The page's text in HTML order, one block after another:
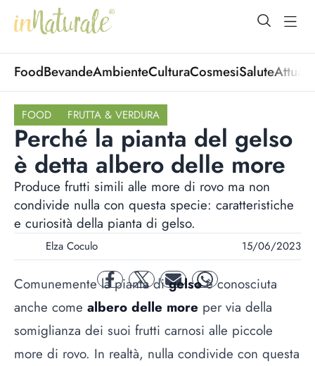
open
FoodBevandeAmbienteCulturaCosmesiSalute
FOOD FRUTTA & VERDURA
Perché la pianta del gelso
è detta albero delle more
Produce frutti simili alle more di rovo ma non
condivide nulla con questa specie: caratteristiche
e curiosità della pianta di gelso.
Elza Coculo 15/06/2023
facebooktwitter mail whatsapp
Comunemente la pianta digelsoè conosciuta
anche come albero delle more per via della
somiglianza dei suoi frutti carnosi alle piccole
more di rovo. In realtà, nulla condivide con questa